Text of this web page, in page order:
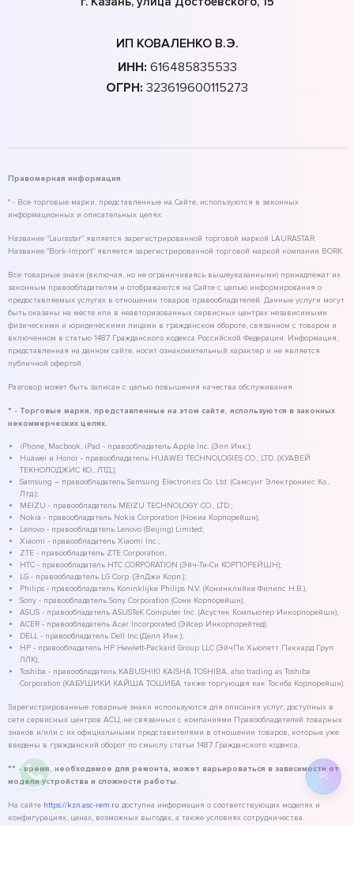
ИП КОВАЛЕНКО В.Э.
ИНН: 616485835533
ОГРН: 323619600115273
Правомерная информация
* - Все торговые марки, представленные на Сайте, используются в законных
информационных и описательных целях.
Название "Laurastar" является зарегистрированной торговой маркой LAURASTAR.
Название "Bork-Import" является зарегистрированной торговой маркой компании BORK.
Все товарные знаки (включая, но не ограничиваясь вышеуказанными) принадлежат их
законным правообладателям и отображаются на Сайте с целью информирования о
предоставляемых услугах в отношении товаров правообладателей. Данные услуги могут
быть оказаны на месте или в неавторизованных сервисных центрах независимыми
физическими и юридическими лицами в гражданском обороте, связанном с товаром и
включенном в статью 1487 Гражданского кодекса Российской Федерации. Информация,
представленная на данном сайте, носит ознакомительный характер и не является
публичной офертой.
Разговор может быть записан с целью повышения качества обслуживания.
* - Торговые марки, представленные на этом сайте, используются в законных
некоммерческих целях.
iPhone, Macbook, iPad - правообладатель Apple Inc. (Эпл Инк.);
Huawei и Honor - правообладатель HUAWEI TECHNOLOGIES CO., LTD. (ХУАВЕЙ
ТЕКНОЛОДЖИС КО., ЛТД.);
Samsung – правообладатель Samsung Electronics Co. Ltd. (Самсунг Электроникс Ко.,
Лтд.);
MEIZU - правообладатель MEIZU TECHNOLOGY CO., LTD.;
Nokia - правообладатель Nokia Corporation (Нокиа Корпорейшн);
Lenovo - правообладатель Lenovo (Beijing) Limited;
Xiaomi - правообладатель Xiaomi Inc.;
ZTE - правообладатель ZTE Corporation;
HTC - правообладатель HTC CORPORATION (Эйч-Ти-Си КОРПОРЕЙШН);
LG - правообладатель LG Corp. (ЭлДжи Корп.);
Philips - правообладатель Koninklijke Philips N.V. (Конинклийке Филипс Н.В.);
Sony - правообладатель Sony Corporation (Сони Корпорейшн);
ASUS - правообладатель ASUSTeK Computer Inc. (Асустек Компьютер Инкорпорейшн);
ACER - правообладатель Acer Incorporated (Эйсер Инкорпорейтед);
DELL - правообладатель Dell Inc.(Делл Инк.);
HP - правообладатель HP Hewlett-Packard Group LLC (ЭйчПи Хьюлетт Паккард Груп
ЛЛК);
Toshiba - правообладатель KABUSHIKI KAISHA TOSHIBA, also trading as Toshiba
Corporation (КАБУШИКИ КАЙША ТОШИБА также торгующая как Тосиба Корпорейшн).
Зарегистрированные товарные знаки используются для описания услуг, доступных в
сети сервисных центров АСЦ, не связанных с компаниями Правообладателей товарных
знаков и/или с их официальными представителями в отношении товаров, которые уже
введены в гражданский оборот по смыслу статьи 1487 Гражданского кодекса.
** - время, необходимое для ремонта, может варьироваться в зависимости от
модели устройства и сложности работы.
На сайте https://kzn.asc-rem.ru доступна информация о соответствующих моделях и
конфигурациях, ценах, возможных выгодах, а также условиях сотрудничества.